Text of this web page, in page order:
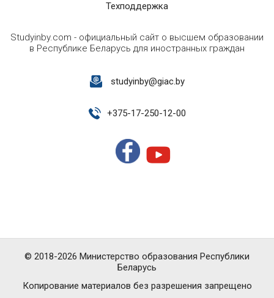
Техподдержка
Studyinby.com - официальный сайт о высшем образовании
в Республике Беларусь для иностранных граждан
studyinby@giac.by
+375-17-250-12-00
Копирование материалов без разрешения запрещено
© 2018-2026 Министерство образования Республики
Беларусь